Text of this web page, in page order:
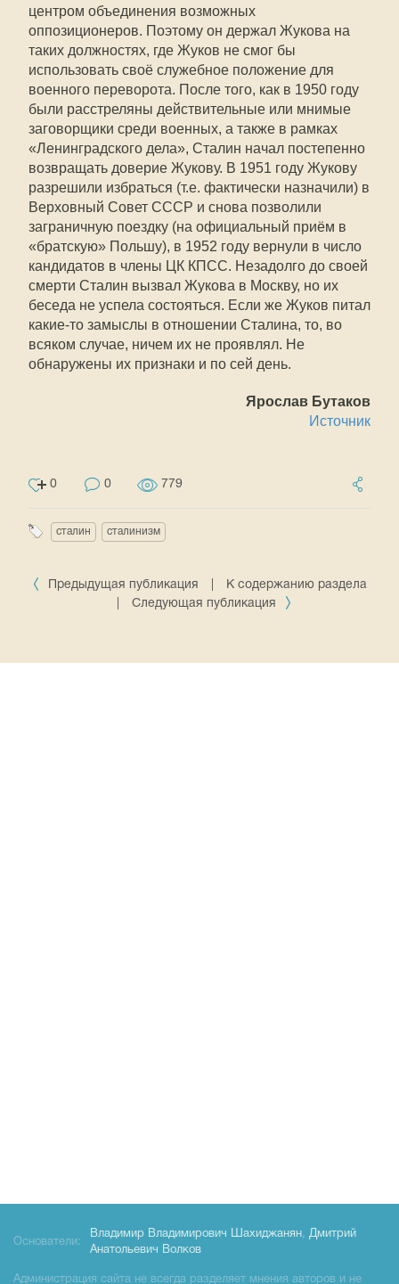
центром объединения возможных
оппозиционеров. Поэтому он держал Жукова на
таких должностях, где Жуков не смог бы
использовать своё служебное положение для
военного переворота. После того, как в 1950 году
были расстреляны действительные или мнимые
заговорщики среди военных, а также в рамках
«Ленинградского дела», Сталин начал постепенно
возвращать доверие Жукову. В 1951 году Жукову
разрешили избраться (т.е. фактически назначили) в
Верховный Совет СССР и снова позволили
заграничную поездку (на официальный приём в
«братскую» Польшу), в 1952 году вернули в число
кандидатов в члены ЦК КПСС. Незадолго до своей
смерти Сталин вызвал Жукова в Москву, но их
беседа не успела состояться. Если же Жуков питал
какие-то замыслы в отношении Сталина, то, во
всяком случае, ничем их не проявлял. Не
обнаружены их признаки и по сей день.
Ярослав Бутаков
Источник
0 0 779
сталин сталинизм
Предыдущая публикация
К содержанию раздела
Следующая публикация
Основатели:
Владимир Владимирович Шахиджанян, Дмитрий
Анатольевич Волков
Администрация сайта не всегда разделяет мнения авторов и не